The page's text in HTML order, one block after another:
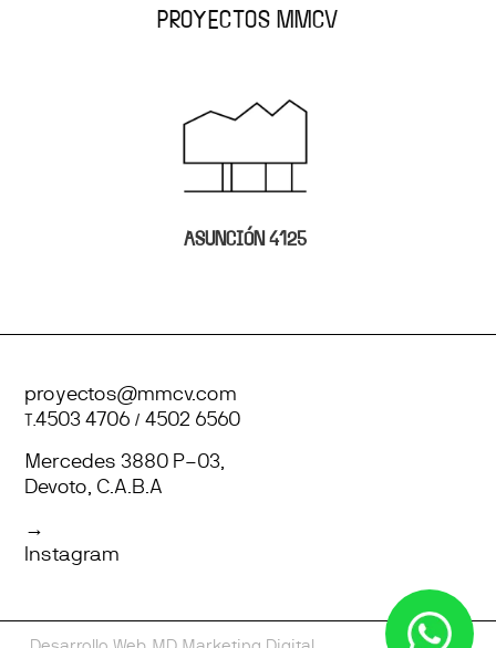
PROYECTOS MMCV
ASUNCIÓN 4125
proyectos@mmcv.com
T.4503 4706 / 4502 6560
Mercedes 3880 P–03,
Devoto, C.A.B.A
→
Instagram